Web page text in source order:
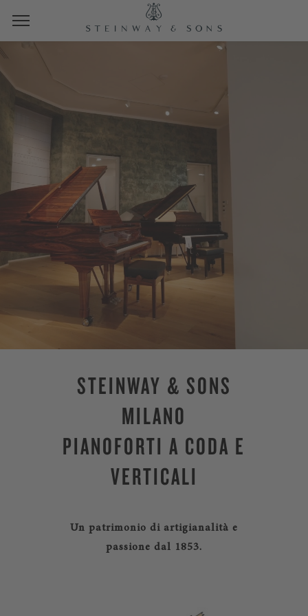
STEINWAY & SONS
MILANO
PIANOFORTI A CODA E
VERTICALI
Un patrimonio di artigianalità e
passione dal 1853.